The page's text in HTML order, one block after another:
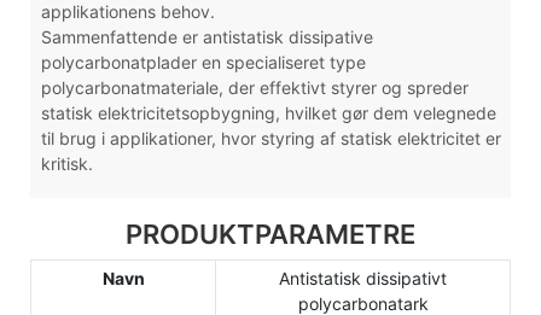
applikationens behov.
Sammenfattende er antistatisk dissipative
polycarbonatplader en specialiseret type
polycarbonatmateriale, der effektivt styrer og spreder
statisk elektricitetsopbygning, hvilket gør dem velegnede
til brug i applikationer, hvor styring af statisk elektricitet er
kritisk.
PRODUKTPARAMETRE
Navn
Antistatisk dissipativt
polycarbonatark